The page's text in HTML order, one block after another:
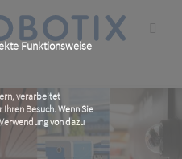
Funktionsweise
verarbeitet
Besuch. Wenn Sie
von dazu